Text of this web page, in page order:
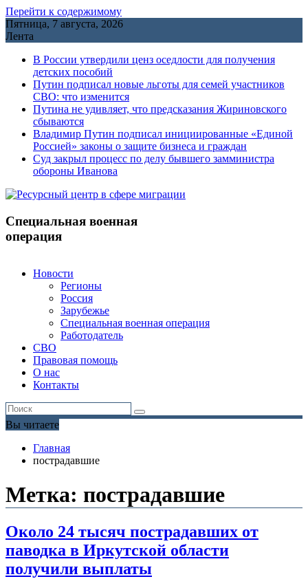
Перейти к содержимому
Пятница, 7 августа, 2026
Лента
В России утвердили ценз оседлости для получения
детских пособий
Путин подписал новые льготы для семей участников
СВО: что изменится
Путина не удивляет, что предсказания Жириновского
сбываются
Владимир Путин подписал инициированные «Единой
Россией» законы о защите бизнеса и граждан
Cуд закрыл процесс по делу бывшего замминистра
обороны Иванова
Специальная военная
операция
Новости
Регионы
Россия
Зарубежье
Специальная военная операция
Работодатель
СВО
Правовая помощь
О нас
Контакты
Вы читаете
Главная
пострадавшие
Метка: пострадавшие
Около 24 тысяч пострадавших от
паводка в Иркутской области
получили выплаты